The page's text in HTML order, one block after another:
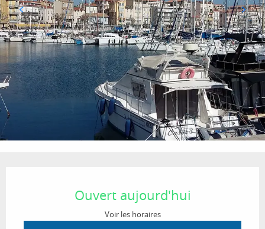
Ouvert aujourd'hui
Voir les horaires